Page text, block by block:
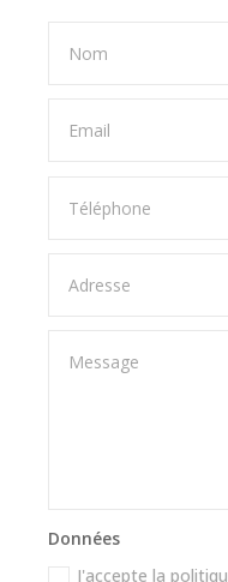
Données
J'accepte la